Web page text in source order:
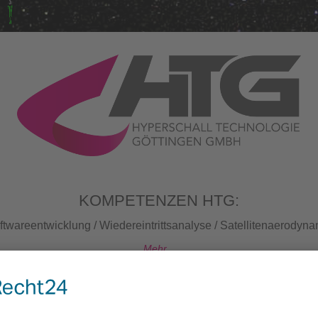
KOMPETENZEN HTG:
/ Wiedereintrittsanalyse /
Mehr...